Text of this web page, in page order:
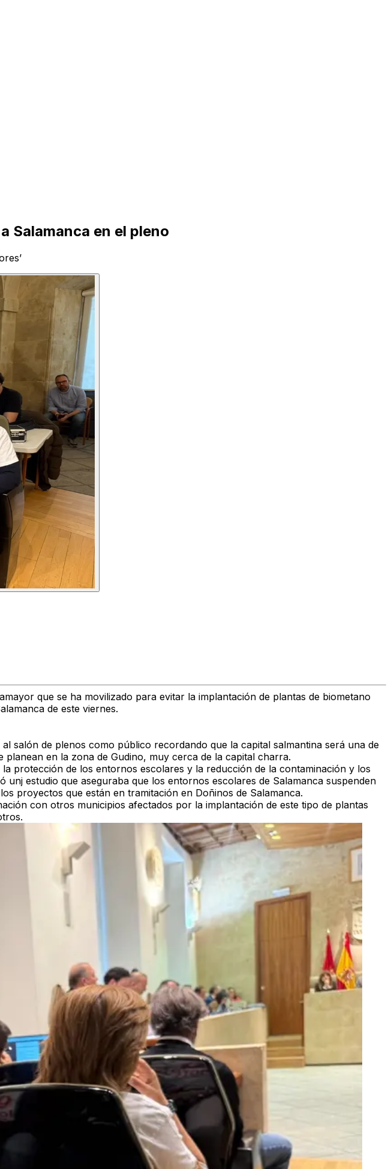
Salamanca en el pleno
que se ha movilizado para evitar la implantación de plantas de biometano
de este viernes.
salón de plenos como público recordando que la capital salmantina será una de
en la zona de Gudino, muy cerca de la capital charra.
protección de los entornos escolares y la reducción de la contaminación y los
estudio que aseguraba que los entornos escolares de Salamanca suspenden
proyectos que están en tramitación en Doñinos de Salamanca.
con otros municipios afectados por la implantación de este tipo de plantas